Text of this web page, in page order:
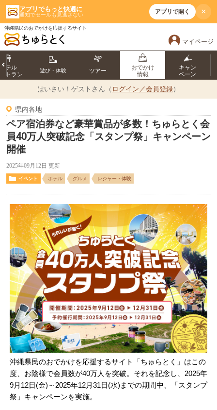
アプリでもっと快適に
通知でセールも見逃さない アプリで開く ×
沖縄県民のおでかけを応援するサイト
マイページ
ホテル
トラン
遊び・体験 ツアー
おでかけ
情報
キャン
ペーン
はいさい！ ゲストさん（ ログイン／会員登録）
県内各地
ペア宿泊券など豪華賞品が多数！ちゅらとく会
員40万人突破記念「スタンプ祭」キャンペーン
開催
2025年09月12日 更新
イベント ホテル グルメ レジャー・体験
沖縄県民のおでかけを応援するサイト「ちゅらとく」はこの
度、お陰様で会員数が40万人を突破。それを記念し、2025年
9月12日(金)～2025年12月31日(水)までの期間中、「スタンプ
祭」キャンペーンを実施。